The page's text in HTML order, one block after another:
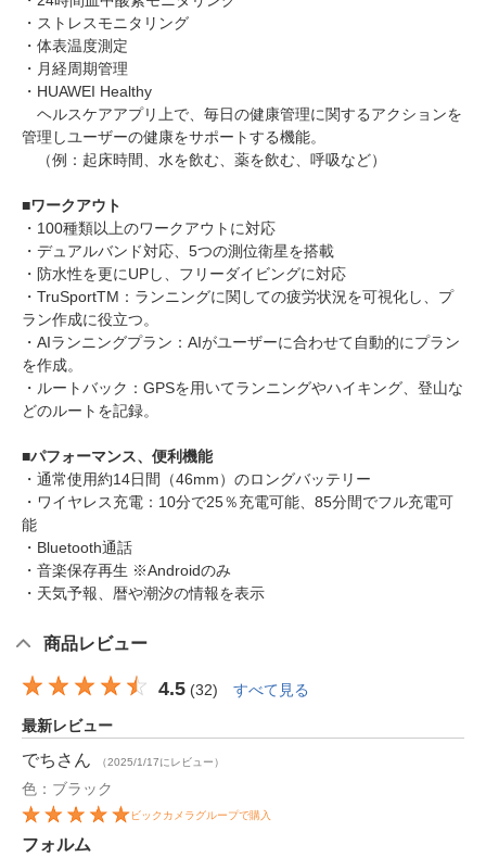
・ストレスモニタリング
・体表温度測定
・月経周期管理
・HUAWEI Healthy
ヘルスケアアプリ上で、毎日の健康管理に関するアクションを
管理しユーザーの健康をサポートする機能。
（例：起床時間、水を飲む、薬を飲む、呼吸など）
■ワークアウト
・100種類以上のワークアウトに対応
・デュアルバンド対応、5つの測位衛星を搭載
・防水性を更にUPし、フリーダイビングに対応
・TruSportTM：ランニングに関しての疲労状況を可視化し、プ
ラン作成に役立つ。
・AIランニングプラン：AIがユーザーに合わせて自動的にプラン
を作成。
・ルートバック：GPSを用いてランニングやハイキング、登山な
どのルートを記録。
■パフォーマンス、便利機能
・通常使用約14日間（46mm）のロングバッテリー
・ワイヤレス充電：10分で25％充電可能、85分間でフル充電可
能
・Bluetooth通話
・音楽保存再生 ※Androidのみ
・天気予報、暦や潮汐の情報を表示
商品レビュー
4.5 (32) すべて見る
最新レビュー
でち さん （2025/1/17にレビュー）
色：ブラック
ビックカメラグループで購入
フォルム